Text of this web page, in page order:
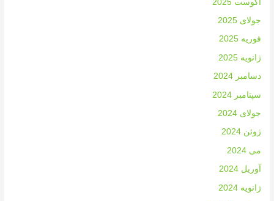
آگوست 2025
جولای 2025
فوریه 2025
ژانویه 2025
دسامبر 2024
سپتامبر 2024
جولای 2024
ژوئن 2024
می 2024
آوریل 2024
ژانویه 2024